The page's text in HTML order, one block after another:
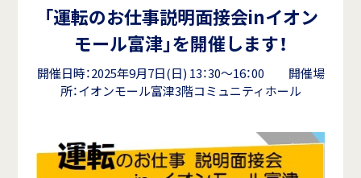
「運転のお仕事説明面接会inイオン
モール富津」を開催します！
開催日時：2025年9月7日(日) 13：30～16：00 開催場
所：イオンモール富津3階コミュニティホール